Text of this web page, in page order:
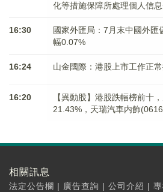
化等措施保障所處理個人信
16:30
國家外匯局：7月末中國外
幅0.07%
16:24 山金國際：港股上市工作正
16:20
【異動股】港股跌幅榜前十
21.43%，天瑞汽車内飾
相關訊息
法定公告欄 | 廣告查詢 | 公司介紹 |